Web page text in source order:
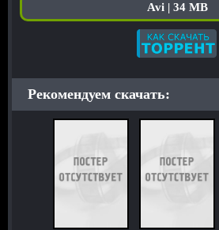
Avi | 34 MB
Рекомендуем скачать: